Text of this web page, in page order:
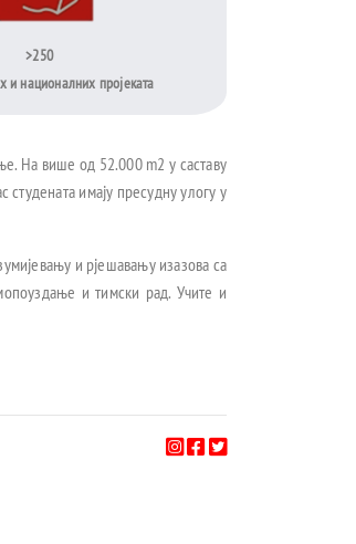
>250
и националних пројеката
На више од 52.000 m2 у саставу
имају пресудну улогу у
и рјешавању изазова са
и тимски рад. Учите и